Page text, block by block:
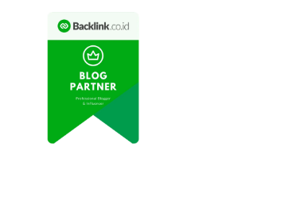
Indonesia Mengalami